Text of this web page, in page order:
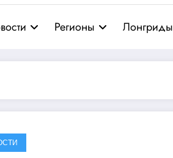
Регионы Лонгриды